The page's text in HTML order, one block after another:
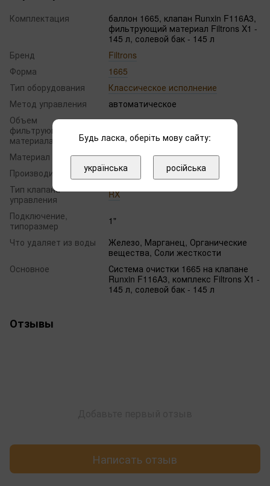
Комплектация
баллон 1665, клапан Runxin F116A3,
фильтрующий материал Filtrons X1 -
145 л, солевой бак - 145 л
Бренд
Filtrons
Форма
1665
Тип оборудования
Классическое исполнение
Метод управления
автоматическое
Объем
фильтрующего
мaтериaлa
Материал фильтра
Filtrons X1
Производительность
5 м³/ч
Тип клапана
управления
RX
Подключение,
типоразмер
1"
Что удаляет из воды
Железо, Марганец, Органические
вещества, Соли жесткости
Основное
Система очистки 1665 на клапане
Runxin F116A3, комплекс Filtrons X1 -
145 л, солевой бак - 145 л
Отзывы
Написать отзыв
Будь ласка, оберіть мову сайту:
українська російська